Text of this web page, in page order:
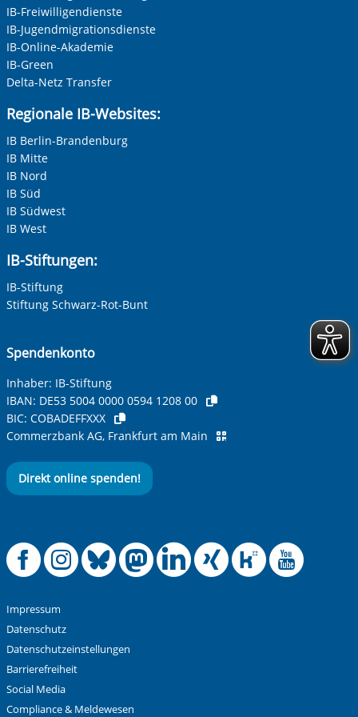
IB-Freiwilligendienste
IB-Jugendmigrationsdienste
IB-Online-Akademie
IB-Green
Delta-Netz Transfer
Regionale IB-Websites:
IB Berlin-Brandenburg
IB Mitte
IB Nord
IB Süd
IB Südwest
IB West
IB-Stiftungen:
IB-Stiftung
Stiftung Schwarz-Rot-Bunt
Spendenkonto
Inhaber: IB-Stiftung
IBAN: DE53 5004 0000 0594 1208 00
BIC: COBADEFFXXX
Commerzbank AG, Frankfurt am Main
Direkt online spenden!
Offizielle
Offizielle
Offizielle
Offizielle
Offizielle
Impressum
Datenschutz
Datenschutzeinstellungen
Barrierefreiheit
Social Media
Compliance & Meldewesen